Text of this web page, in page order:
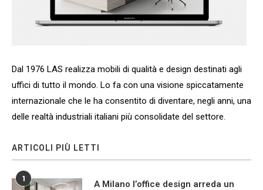
Dal 1976 LAS realizza mobili di qualità e design destinati agli
uffici di tutto il mondo. Lo fa con una visione spiccatamente
internazionale che le ha consentito di diventare, negli anni, una
delle realtà industriali italiani più consolidate del settore.
ARTICOLI PIÙ LETTI
1
A Milano l’office design arreda un